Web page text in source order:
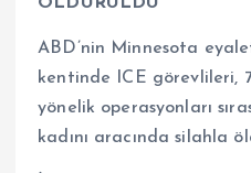
ABD’nin Minnesota
kentinde ICE görevlileri,
yönelik operasyonları
kadını aracında silahla